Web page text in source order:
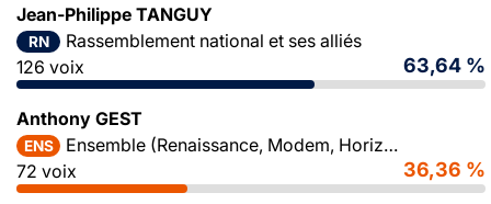
Jean-Philippe TANGUY
RN
Rassemblement national et ses alliés
126 voix
63,64 %
Anthony GEST
ENS
Ensemble (Renaissance, Modem, Horizons)
72 voix
36,36 %